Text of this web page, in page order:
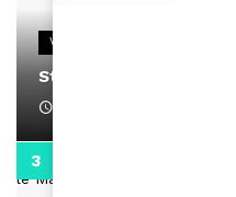
VIDEOS
Stacy passe un message